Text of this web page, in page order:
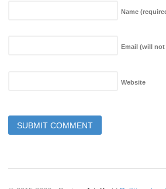
Name
Email (will
Website